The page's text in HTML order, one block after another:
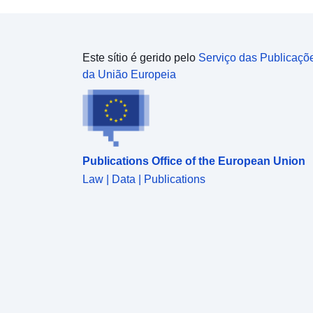
Este sítio é gerido pelo Serviço das
da União Europeia
Publications Office of the European Union
Law | Data | Publications